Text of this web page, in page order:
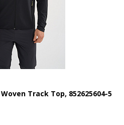
Track Top, 852625604-5